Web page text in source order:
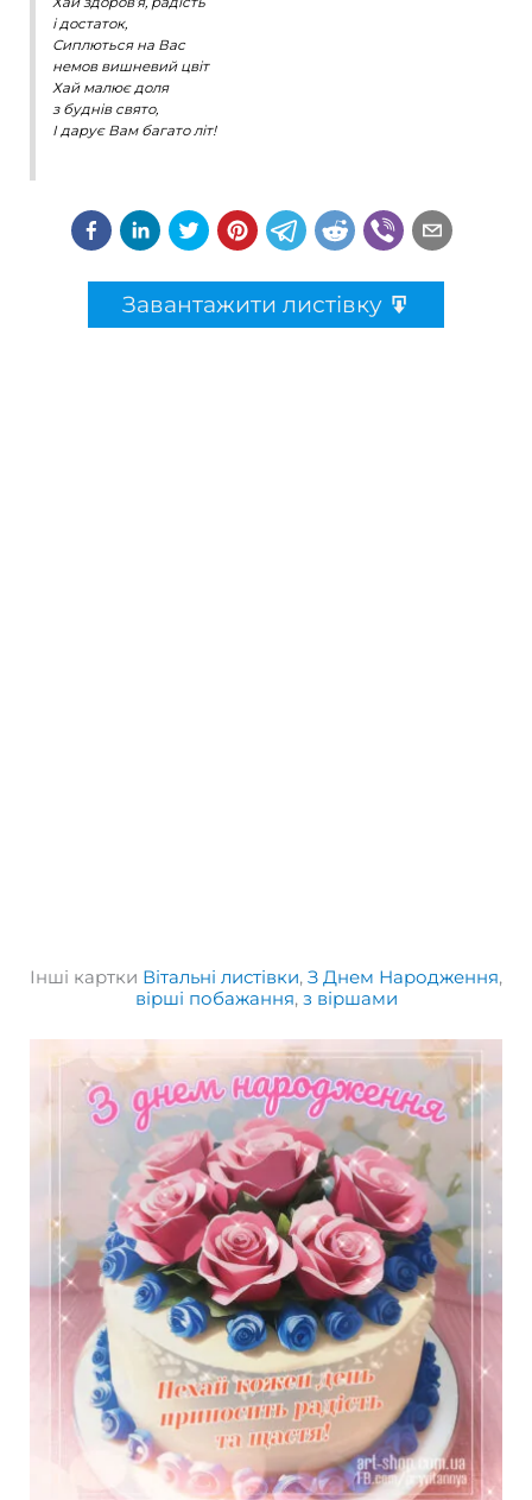
і достаток,
Сиплються на Вас
немов вишневий цвіт
Хай малює доля
з буднів свято,
І дарує Вам багато літ!
Завантажити листівку
Інші картки Вітальні листівки, З Днем Народження,
вірші побажання, з віршами